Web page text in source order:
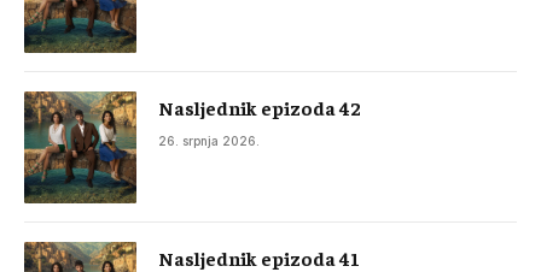
Nasljednik epizoda 42
26. srpnja 2026.
Nasljednik epizoda 41